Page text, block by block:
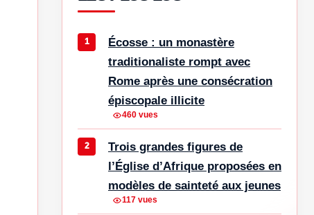
Écosse : un monastère
traditionaliste rompt avec
Rome après une consécration
épiscopale illicite
460 vues
Trois grandes figures de
l’Église d’Afrique proposées en
modèles de sainteté aux jeunes
117 vues